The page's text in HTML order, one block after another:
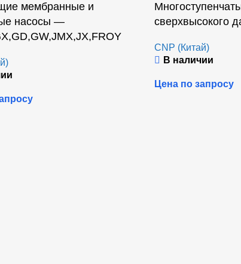
мембранные и
насосы —
сверхвысокого
CNP (Китай)
В наличии
Цена по запросу